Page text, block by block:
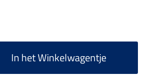
In het Winkelwagentje